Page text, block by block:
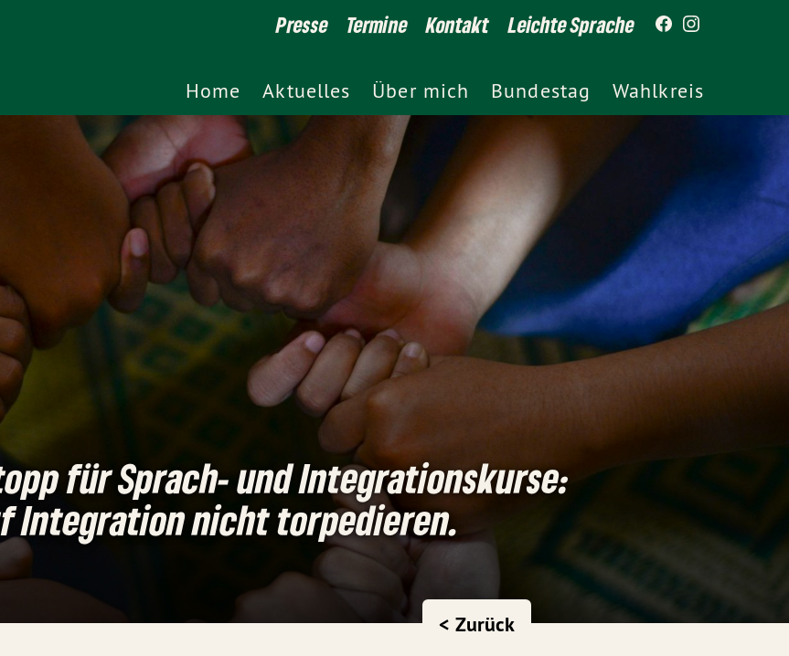
Presse Termine Kontakt Leichte Sprache
Home Aktuelles Über mich Bundestag Wahlkreis
für Sprach- und Integrationskurse:
Integration nicht torpedieren.
< Zurück